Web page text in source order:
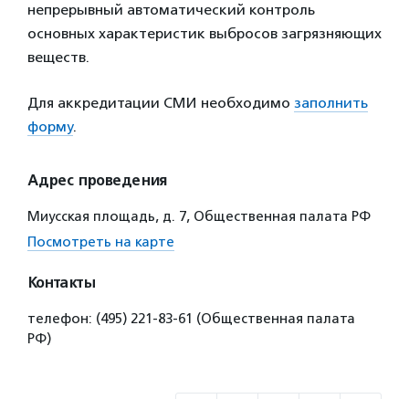
непрерывный автоматический контроль
основных характеристик выбросов загрязняющих
веществ.
Для аккредитации СМИ необходимо заполнить
форму.
Адрес проведения
Миусская площадь, д. 7, Общественная палата РФ
Посмотреть на карте
Контакты
телефон: (495) 221-83-61 (Общественная палата
РФ)